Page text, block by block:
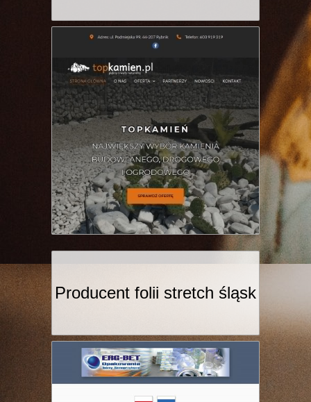
Producent folii stretch śląsk